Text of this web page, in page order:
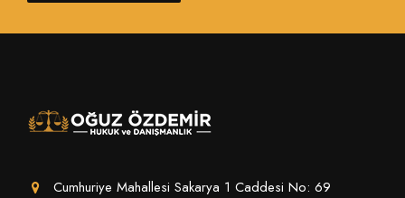
Cumhuriye Mahallesi Sakarya 1 Caddesi No: 69